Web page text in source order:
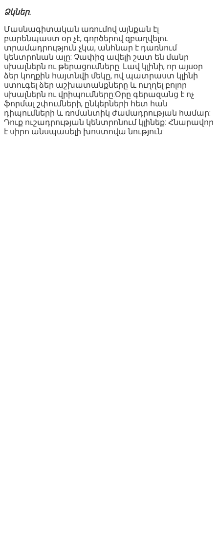
Ձկներ.
Մասնագիտական առումով այնքան էլ
բարենպաստ օր չէ, գործերով զբաղվելու
տրամադրություն չկա, անհնար է դառնում
կենտրոնան ալը: Չափից ավելի շատ են մանր
սխալներն ու թերացումները: Լավ կլինի, որ այսօր
ձեր կողքին հայտնվի մեկը, ով պատրաստ կլինի
ստուգել ձեր աշխատանքները և ուղղել բոլոր
սխալներն ու վրիպումները:Օրը գերազանց է ոչ
ֆորմալ շփումների, ընկերների հետ հան
դիպումների և ռոմանտիկ ժամադրության համար:
Դուք ուշադրության կենտրոնում կլինեք: Հնարավոր
է սիրո անսպասելի խոստովա նություն: